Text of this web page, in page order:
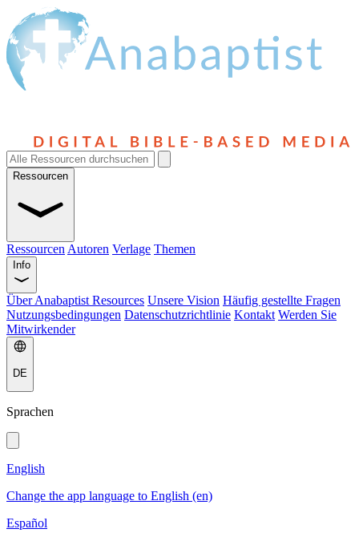
Ressourcen
Ressourcen Autoren Verlage Themen
Info
Über Anabaptist Resources Unsere Vision Häufig gestellte Fragen
Nutzungsbedingungen Datenschutzrichtlinie Kontakt Werden Sie
Mitwirkender
DE
Sprachen
English
Change the app language to English (en)
Español